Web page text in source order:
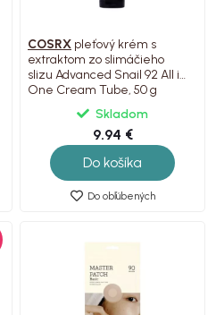
COSRX pleťový krém s
extraktom zo slimáčieho
slizu Advanced Snail 92 All in
One Cream Tube, 50 g
Skladom
9.94 €
Do košíka
Do obľúbených